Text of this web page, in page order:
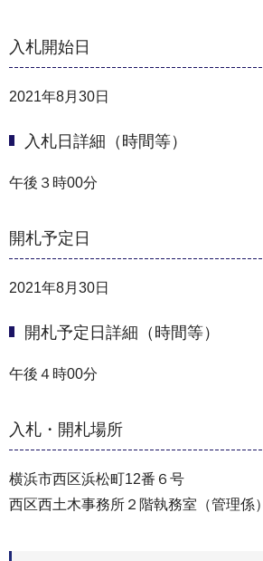
入札開始日
2021年8月30日
入札日詳細（時間等）
午後３時00分
開札予定日
2021年8月30日
開札予定日詳細（時間等）
午後４時00分
入札・開札場所
横浜市⻄区浜松町12番６号
⻄区⻄⼟⽊事務所２階執務室（管理係）